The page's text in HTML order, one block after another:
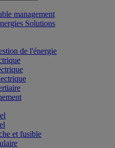
management
Solutions
de l'énergie
et fusible